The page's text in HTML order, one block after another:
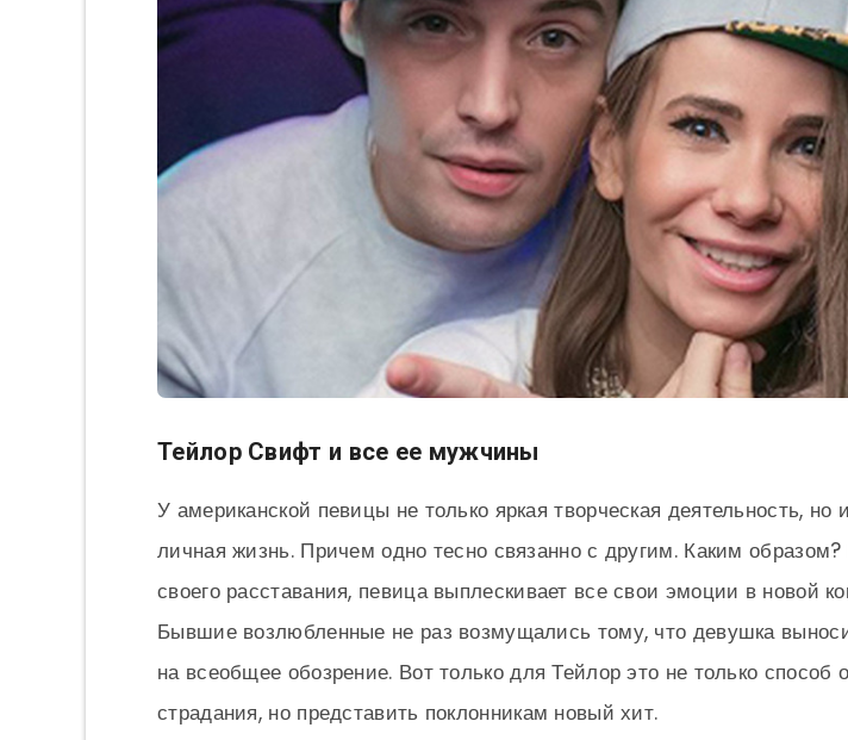
Тейлор Свифт и все ее мужчины
У американской певицы не только яркая творческая деятельность, но
личная жизнь. Причем одно тесно связанно с другим. Каким образом?
своего расставания, певица выплескивает все свои эмоции в новой
Бывшие возлюбленные не раз возмущались тому, что девушка
на всеобщее обозрение. Вот только для Тейлор это не только способ
страдания, но представить поклонникам новый хит.